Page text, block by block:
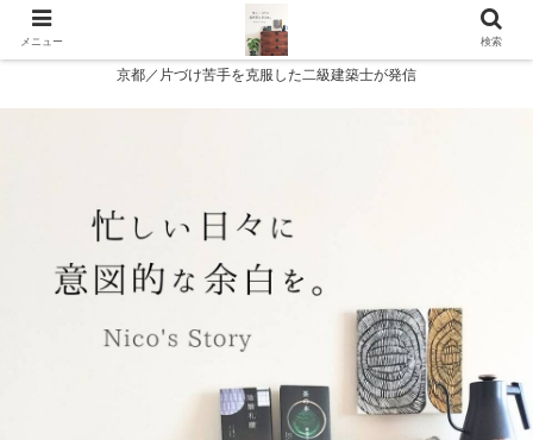
京都／片づけ苦手を克服した二級建築士が発信
メニュー 検索